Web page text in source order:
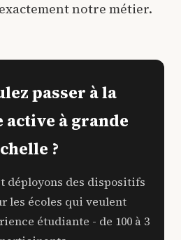
notre métier.
passer à la
active à grande
?
déployons des dispositifs
les écoles qui veulent
étudiante - de 100 à 3